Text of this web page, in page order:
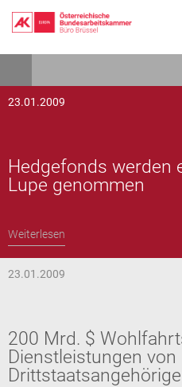
23.01.2009
Hedgefonds werden
Lupe genommen
Weiterlesen
23.01.2009
200 Mrd. $
Dienstleistungen von